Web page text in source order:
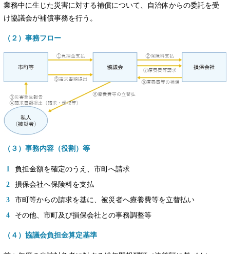
業務中に生じた災害に対する補償について、自治体からの委託を受
け協議会が補償事務を行う。
（２）事務フロー
（３）事務内容（役割）等
負担金額を確定のうえ、市町へ請求
損保会社へ保険料を支払
市町等からの請求を基に、被災者へ療養費等を立替払い
その他、市町及び損保会社との事務調整等
（４）協議会負担金算定基準